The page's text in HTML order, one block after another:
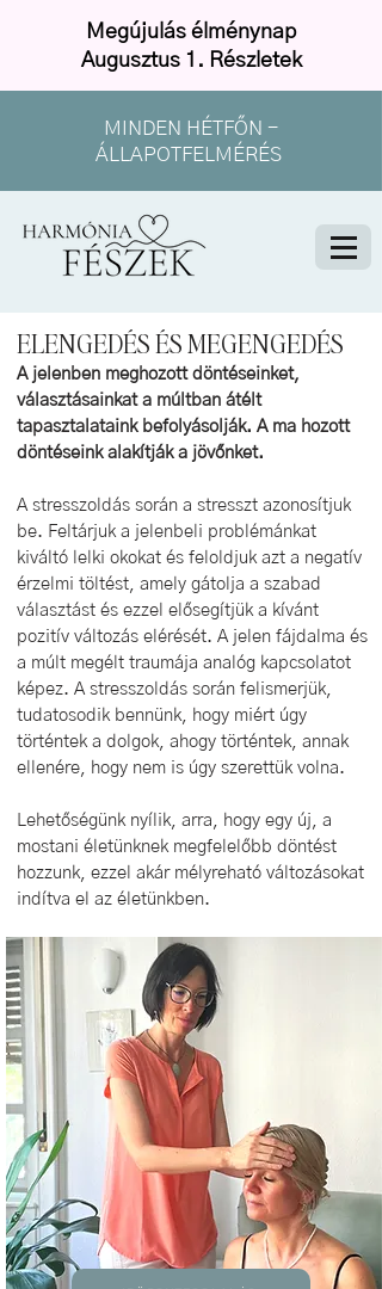
MINDEN HÉTFŐN -
ÁLLAPOTFELMÉRÉS
Megújulás élménynap
Augusztus 1. Részletek
ELENGEDÉS ÉS MEGENGEDÉS
A jelenben meghozott döntéseinket,
választásainkat a múltban átélt
tapasztalataink befolyásolják. A ma hozott
döntéseink alakítják a jövőnket.
A stresszoldás során a stresszt azonosítjuk
be. Feltárjuk a jelenbeli problémánkat
kiváltó lelki okokat és feloldjuk azt a negatív
érzelmi töltést, amely gátolja a szabad
választást és ezzel elősegítjük a kívánt
pozitív változás elérését. A jelen fájdalma és
a múlt megélt traumája analóg kapcsolatot
képez. A stresszoldás során felismerjük,
tudatosodik bennünk, hogy miért úgy
történtek a dolgok, ahogy történtek, annak
ellenére, hogy nem is úgy szerettük volna.
Lehetőségünk nyílik, arra, hogy egy új, a
mostani életünknek megfelelőbb döntést
hozzunk, ezzel akár mélyreható változásokat
indítva el az életünkben.